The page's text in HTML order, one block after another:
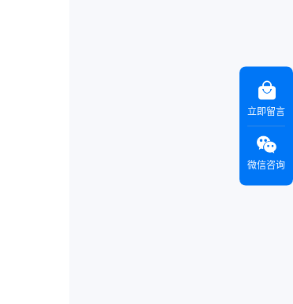
立即留言
微信咨询